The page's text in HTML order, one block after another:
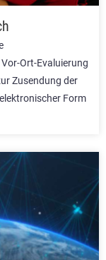
Ort-Evaluierung
Zusendung der
Form